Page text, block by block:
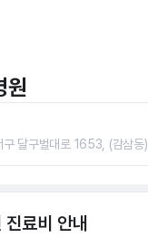
원
구 달구벌대로 1653, (감삼동)
진료비 안내